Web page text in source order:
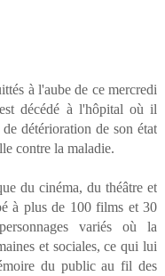
à l'aube de ce mercredi
décédé à l'hôpital où il
détérioration de son état
contre la maladie.
du cinéma, du théâtre et
à plus de 100 films et 30
variés où la
et sociales, ce qui lui
du public au fil des